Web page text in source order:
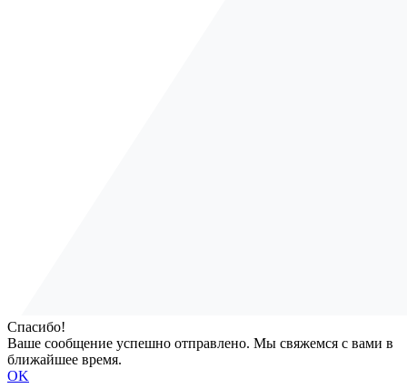
Спасибо!
Ваше сообщение успешно отправлено. Мы свяжемся с вами в
ближайшее время.
OK